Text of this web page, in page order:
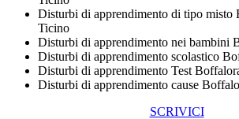
Disturbi di apprendimento di tipo misto
Ticino
Disturbi di apprendimento nei bambini
Disturbi di apprendimento scolastico
Disturbi di apprendimento Test
Disturbi di apprendimento cause
SCRIVICI